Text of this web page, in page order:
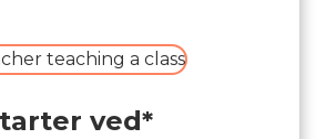
ved*